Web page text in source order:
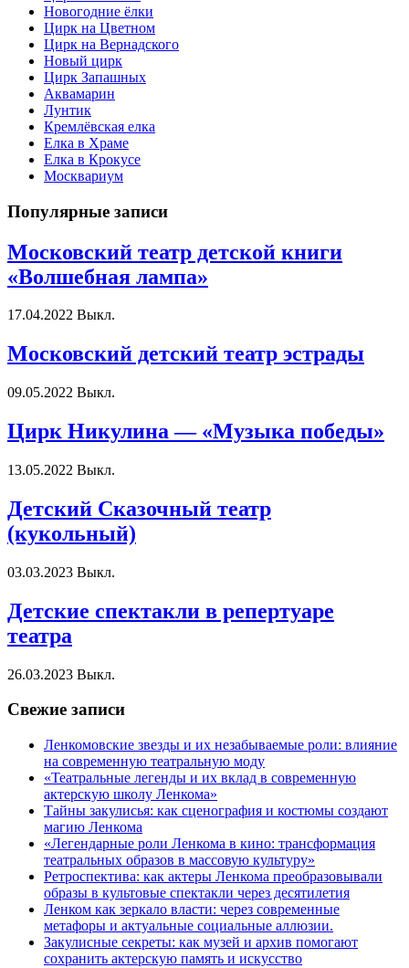
Новогодние ёлки
Цирк на Цветном
Цирк на Вернадского
Новый цирк
Цирк Запашных
Аквамарин
Лунтик
Кремлёвская елка
Елка в Храме
Елка в Крокусе
Москвариум
Популярные записи
Московский театр детской книги
«Волшебная лампа»
17.04.2022 Выкл.
Московский детский театр эстрады
09.05.2022 Выкл.
Цирк Никулина — «Музыка победы»
13.05.2022 Выкл.
Детский Сказочный театр
(кукольный)
03.03.2023 Выкл.
Детские спектакли в репертуаре
театра
26.03.2023 Выкл.
Свежие записи
Ленкомовские звезды и их незабываемые роли: влияние
на современную театральную моду
«Театральные легенды и их вклад в современную
актерскую школу Ленкома»
Тайны закулисья: как сценография и костюмы создают
магию Ленкома
«Легендарные роли Ленкома в кино: трансформация
театральных образов в массовую культуру»
Ретроспектива: как актеры Ленкома преобразовывали
образы в культовые спектакли через десятилетия
Ленком как зеркало власти: через современные
метафоры и актуальные социальные аллюзии.
Закулисные секреты: как музей и архив помогают
сохранить актерскую память и искусство